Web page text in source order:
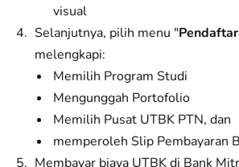
visual
Selanjutnya, pilih menu "
melengkapi:
Memilih Program Studi
Mengunggah Portofolio
Memilih Pusat UTBK PTN, dan
memperoleh Slip Pembayaran
Membayar biaya UTBK di Bank